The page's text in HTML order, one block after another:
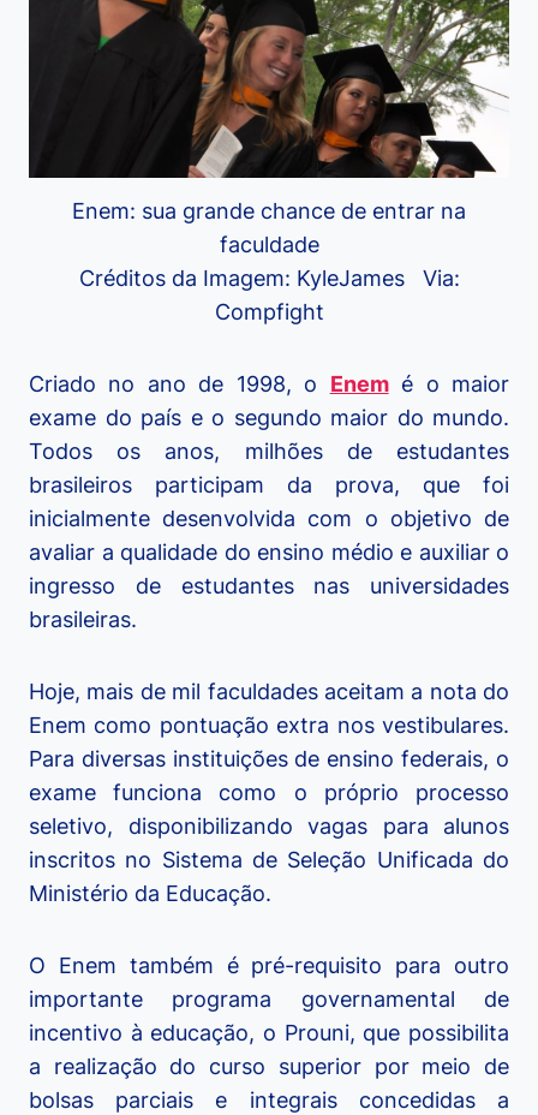
Enem: sua grande chance de entrar na
faculdade
Créditos da Imagem: KyleJames Via:
Compfight
Criado no ano de 1998, o Enemé o maior
exame do país e o segundo maior do mundo.
Todos os anos, milhões de estudantes
brasileiros participam da prova, que foi
inicialmente desenvolvida com o objetivo de
avaliar a qualidade do ensino médio e auxiliar o
ingresso de estudantes nas universidades
brasileiras.
Hoje, mais de mil faculdades aceitam a nota do
Enem como pontuação extra nos vestibulares.
Para diversas instituições de ensino federais, o
exame funciona como o próprio processo
seletivo, disponibilizando vagas para alunos
inscritos no Sistema de Seleção Unificada do
Ministério da Educação.
O Enem também é pré-requisito para outro
importante programa governamental de
incentivo à educação, o Prouni, que possibilita
a realização do curso superior por meio de
bolsas parciais e integrais concedidas a